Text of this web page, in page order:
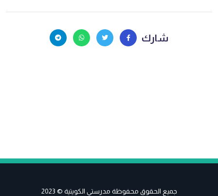
شارك
جميع الحقوق محفوظة مدرستي الكويتية © 2023